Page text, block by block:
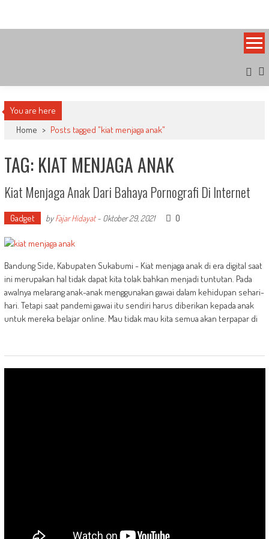
content
You are here
Home > Posts tagged "kiat menjaga anak"
TAG: KIAT MENJAGA ANAK
Kiat Menjaga Anak Dari Bahaya Pornografi Di Internet
Gadget byFajar Hidayat- Oktober 29, 2021 0
Bandung Side, Kabupaten Sukabumi - Kiat menjaga anak di era digital saat
ini merupakan hal tidak dapat kita tolak bahkan menjadi tuntutan. Pada
awalnya melarang anak-anak menggunakan gawai dalam kehidupan sehari-
hari. Tetapi saat pandemi gawai itu sendiri harus diberikan kepada anak
untuk mereka belajar online. Mau tidak mau kita semua akan terpapar di